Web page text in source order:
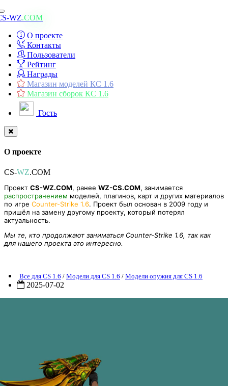
Toggle
navigation
WZ.COM
О проекте
Контакты
Пользователи
Рейтинг
Награды
Магазин моделей КС 1.6
Магазин сборок КС 1.6
Гость
О проекте
CS-WZ.COM
Проект CS-WZ.COM, ранее WZ-CS.COM, занимается
распространением моделей, плагинов, карт и других материалов
по игре Counter-Strike 1.6. Проект был основан в 2009 году и
пришёл на замену другому проекту, который потерял
актуальность.
Мы те, кто продолжают заниматься Counter-Strike 1.6, так как
для нашего проекта это интересно.
Все для CS 1.6 / Модели для CS 1.6 / Модели оружия для CS 1.6
2025-07-02